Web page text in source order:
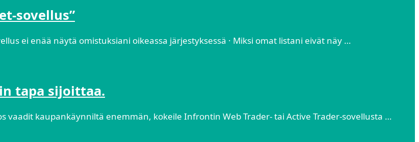
sovellus”
ei enää näytä omistuksiani oikeassa järjestyksessä · Miksi omat listani eivät näy …
tapa sijoittaa.
vaadit kaupankäynniltä enemmän, kokeile Infrontin Web Trader- tai Active Trader-sovellusta …